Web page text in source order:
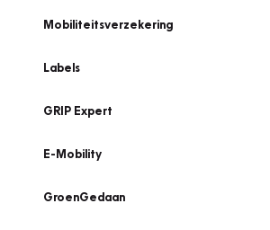
Mobiliteitsverzekering
Labels
GRIP Expert
E-Mobility
GroenGedaan